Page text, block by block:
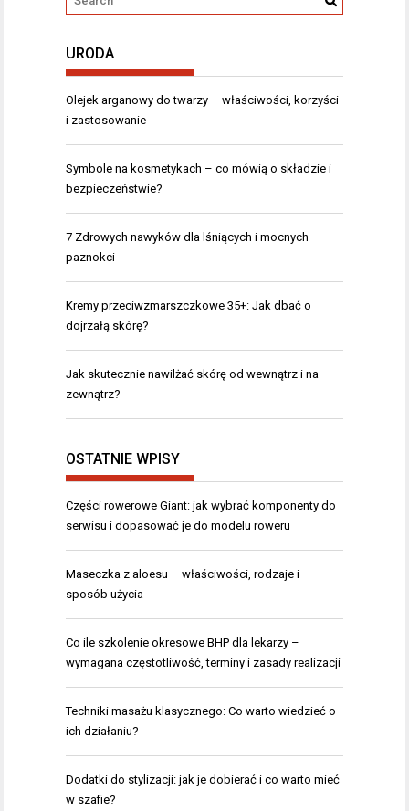
URODA
Olejek arganowy do twarzy – właściwości, korzyści
i zastosowanie
Symbole na kosmetykach – co mówią o składzie i
bezpieczeństwie?
7 Zdrowych nawyków dla lśniących i mocnych
paznokci
Kremy przeciwzmarszczkowe 35+: Jak dbać o
dojrzałą skórę?
Jak skutecznie nawilżać skórę od wewnątrz i na
zewnątrz?
OSTATNIE WPISY
Części rowerowe Giant: jak wybrać komponenty do
serwisu i dopasować je do modelu roweru
Maseczka z aloesu – właściwości, rodzaje i
sposób użycia
Co ile szkolenie okresowe BHP dla lekarzy –
wymagana częstotliwość, terminy i zasady realizacji
Techniki masażu klasycznego: Co warto wiedzieć o
ich działaniu?
Dodatki do stylizacji: jak je dobierać i co warto mieć
w szafie?